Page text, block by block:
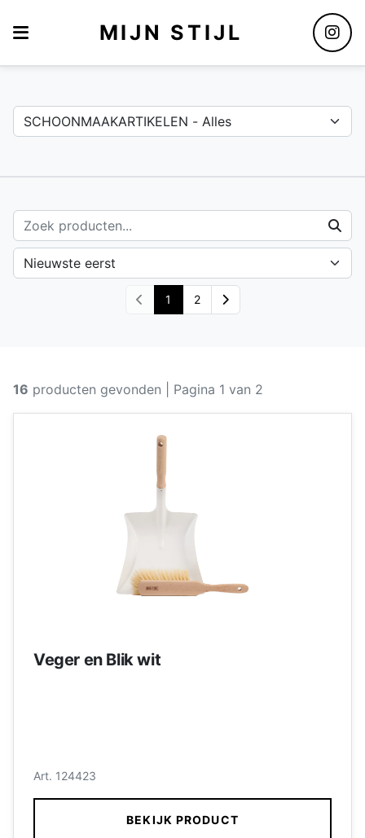
MIJN STIJL
Assortiment
1 2
16 producten gevonden | Pagina 1 van 2
Veger en Blik wit
Art. 124423
BEKIJK PRODUCT